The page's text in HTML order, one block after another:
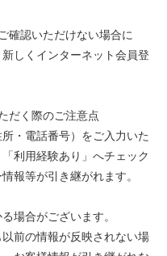
確認いただけない場合に
しくインターネット会員登
だく際のご注意点
・電話番号）をご入力いた
利用経験あり」へチェック
報等が引き継がれます。
場合がございます。
前の情報が反映されない場